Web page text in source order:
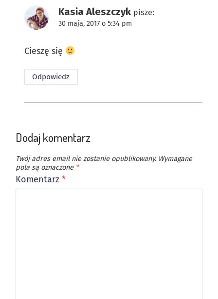
Kasia Aleszczyk pisze:
30 maja, 2017 o 5:34 pm
Cieszę się
Odpowiedz
Dodaj komentarz
Twój adres email nie zostanie opublikowany. Wymagane
pola są oznaczone *
Komentarz *